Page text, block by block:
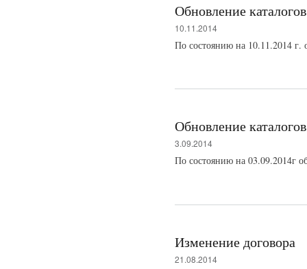
Обновление каталогов
10.11.2014
По состоянию на 10.11.2014 г.
Обновление каталогов
3.09.2014
По состоянию на 03.09.2014г
Изменение договора
21.08.2014